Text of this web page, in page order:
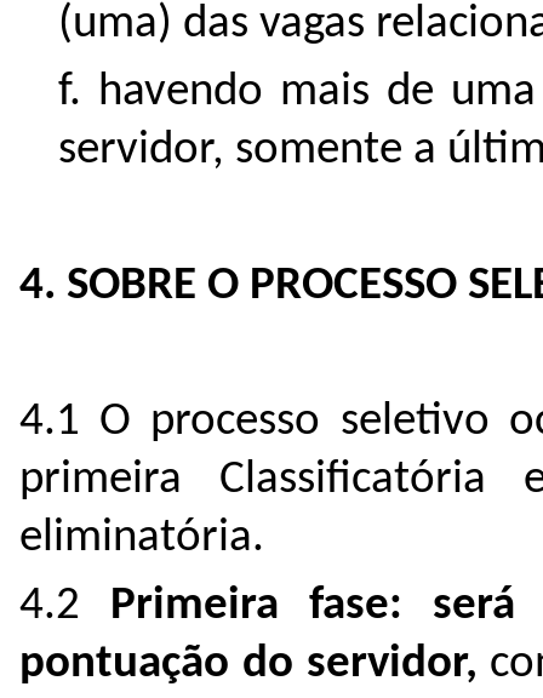
(uma) das vagas
f. havendo mais de
servidor, somente a
4. SOBRE O PROCESSO
4.1 O processo seletivo
primeira Classificatória
eliminatória.
4.2 Primeira fase:
pontuação do servidor,